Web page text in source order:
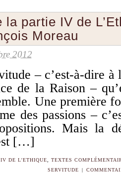
la partie IV de
Moreau
2012
– c’est-à-dire
de la Raison –
Une première
des passions –
Mais la
[…]
DE L'ETHIQUE
TEXTES
SERVITUDE
|